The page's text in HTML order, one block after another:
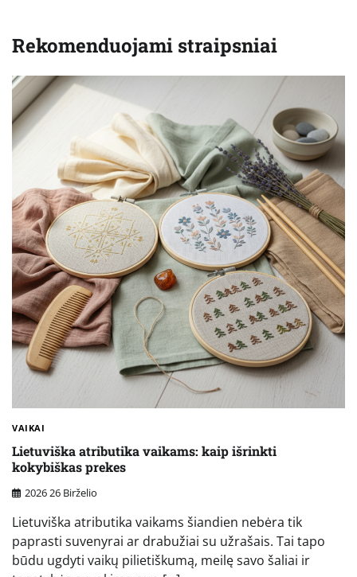
Rekomenduojami straipsniai
VAIKAI
Lietuviška atributika vaikams: kaip išrinkti
kokybiškas prekes
2026 26 Birželio
Lietuviška atributika vaikams šiandien nebėra tik
paprasti suvenyrai ar drabužiai su užrašais. Tai tapo
būdu ugdyti vaikų pilietiškumą, meilę savo šaliai ir